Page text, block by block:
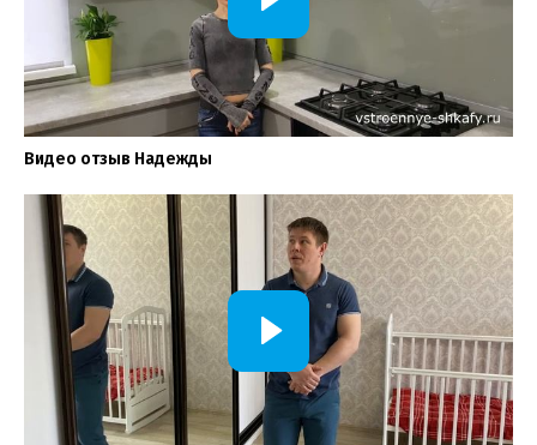
Видео отзыв Надежды